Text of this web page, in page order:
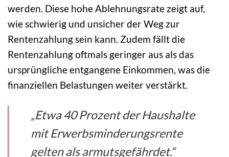
werden. Diese hohe Ablehnungsrate zeigt auf,
wie schwierig und unsicher der Weg zur
Rentenzahlung sein kann. Zudem fällt die
Rentenzahlung oftmals geringer aus als das
ursprüngliche entgangene Einkommen, was die
finanziellen Belastungen weiter verstärkt.
„Etwa 40 Prozent der Haushalte
mit Erwerbsminderungsrente
gelten als armutsgefährdet.“